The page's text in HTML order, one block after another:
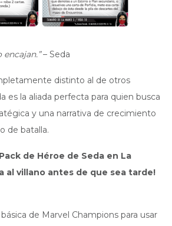
encajan.”– Seda
distinto al de otros
es la aliada perfecta para quien busca
y una narrativa de crecimiento
de batalla.
de Héroe de Seda en La
al villano antes de que sea tarde!
de Marvel Champions para usar